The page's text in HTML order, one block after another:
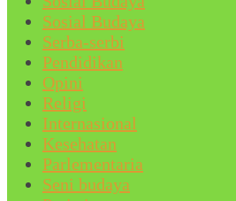
Sosial Budaya
Serba-serbi
Pendidikan
Opini
Religi
Internasional
Kesehatan
Parlementaria
Seni budaya